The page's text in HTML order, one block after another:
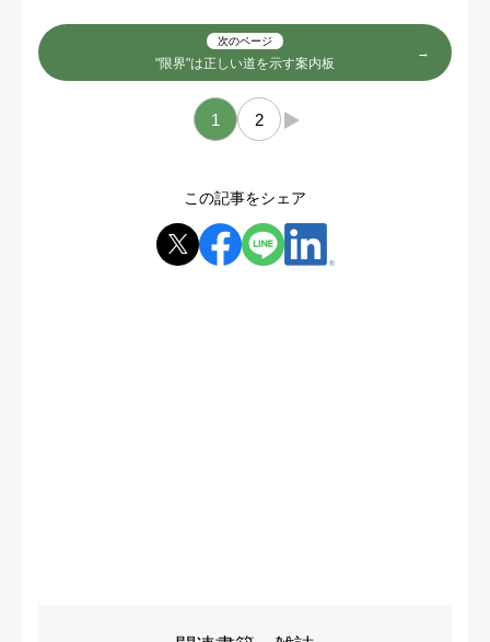
次のページ
"限界"は正しい道を示す案内板
1 2 →
この記事をシェア